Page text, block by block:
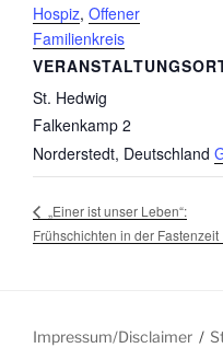
Hospiz, Offener
Familienkreis
St. Hedwig
Falkenkamp 2
Norderstedt, Deutschland
„Einer ist unser Leben“:
Frühschichten in der Fastenzeit
Impressum/Disclaimer